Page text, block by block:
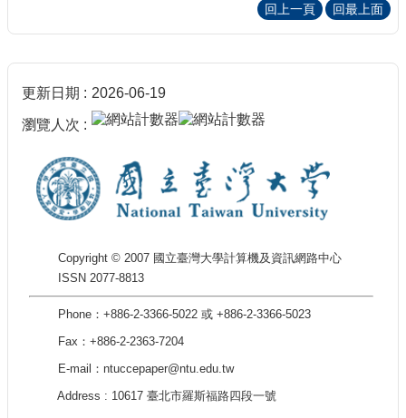
回上一頁
回最上面
更新日期 2026-06-19
瀏覽人次
Copyright © 2007 國立臺灣大學計算機及資訊網路中心
ISSN 2077-8813
Phone：+886-2-3366-5022 或 +886-2-3366-5023
Fax：+886-2-2363-7204
E-mail：ntuccepaper@ntu.edu.tw
Address : 10617 臺北市羅斯福路四段一號